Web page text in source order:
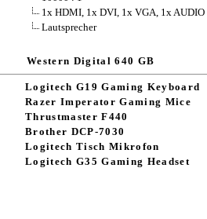
1x HDMI, 1x DVI, 1x VGA, 1x AUDIO
Lautsprecher
Western Digital 640 GB
Logitech G19 Gaming Keyboard
Razer Imperator Gaming Mice
Thrustmaster F440
Brother DCP-7030
Logitech Tisch Mikrofon
Logitech G35 Gaming Headset